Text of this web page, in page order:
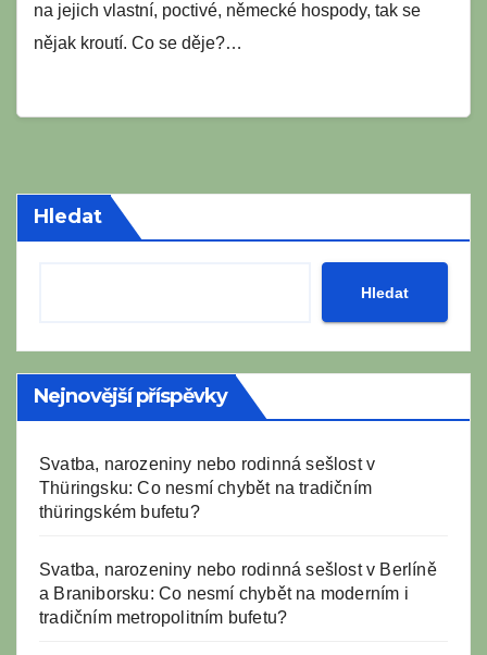
na jejich vlastní, poctivé, německé hospody, tak se
nějak kroutí. Co se děje?…
Hledat
Hledat
Nejnovější příspěvky
Svatba, narozeniny nebo rodinná sešlost v
Thüringsku: Co nesmí chybět na tradičním
thüringském bufetu?
Svatba, narozeniny nebo rodinná sešlost v Berlíně
a Braniborsku: Co nesmí chybět na moderním i
tradičním metropolitním bufetu?